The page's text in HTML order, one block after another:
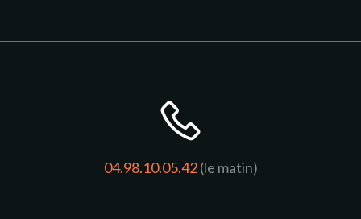
04.98.10.05.42(le matin)